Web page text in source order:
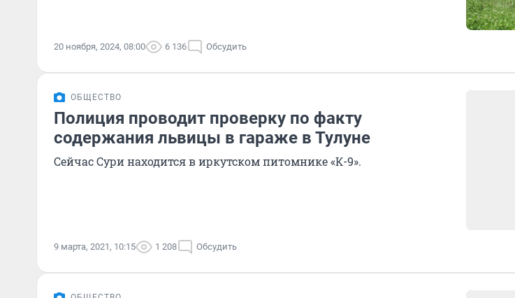
20 ноября, 2024, 08:00 6 136 Обсудить
ОБЩЕСТВО
Полиция проводит проверку по факту
содержания львицы в гараже в Тулуне
Сейчас Сури находится в иркутском питомнике «К-9».
9 марта, 2021, 10:15 1 208 Обсудить